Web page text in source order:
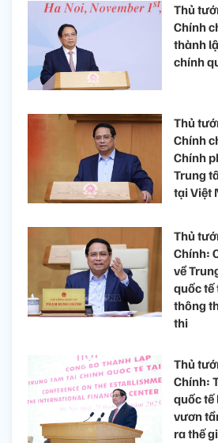
Thủ
Chính
thành
chính
Thủ
Chính
Chính
Trung
tại Việt
Thủ
Chính:
về
quốc tế
thông
thi
Thủ
Chính:
quốc tế
vươn
ra thế